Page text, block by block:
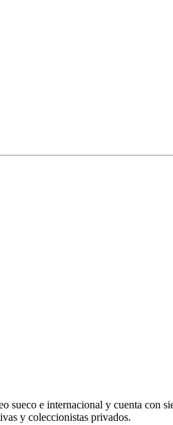
sueco e internacional y cuenta con
y coleccionistas privados.